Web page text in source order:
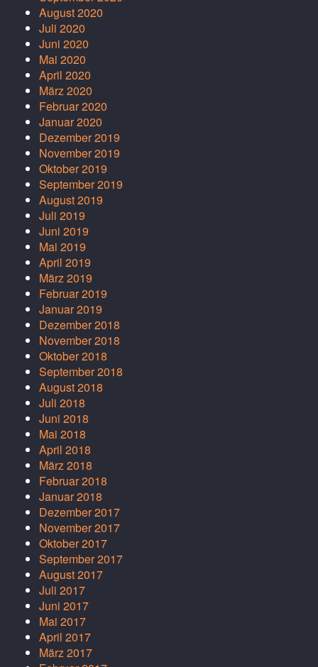
August 2020
Juli 2020
Juni 2020
Mai 2020
April 2020
März 2020
Februar 2020
Januar 2020
Dezember 2019
November 2019
Oktober 2019
September 2019
August 2019
Juli 2019
Juni 2019
Mai 2019
April 2019
März 2019
Februar 2019
Januar 2019
Dezember 2018
November 2018
Oktober 2018
September 2018
August 2018
Juli 2018
Juni 2018
Mai 2018
April 2018
März 2018
Februar 2018
Januar 2018
Dezember 2017
November 2017
Oktober 2017
September 2017
August 2017
Juli 2017
Juni 2017
Mai 2017
April 2017
März 2017